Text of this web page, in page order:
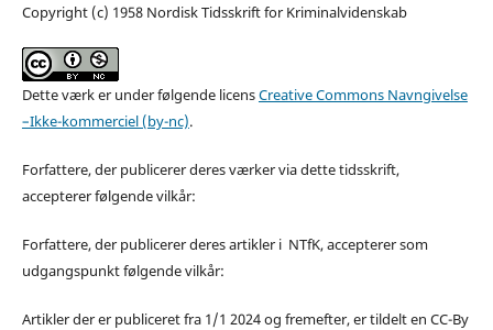
Copyright (c) 1958 Nordisk Tidsskrift for Kriminalvidenskab
Dette værk er under følgende licensCreative Commons Navngivelse
–Ikke-kommerciel (by-nc).
Forfattere, der publicerer deres værker via dette tidsskrift,
accepterer følgende vilkår:
Forfattere, der publicerer deres artikler i NTfK, accepterer som
udgangspunkt følgende vilkår:
Artikler der er publiceret fra 1/1 2024 og fremefter, er tildelt en CC-By